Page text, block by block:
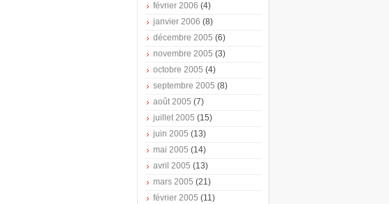
février 2006 (4)
janvier 2006 (8)
décembre 2005 (6)
novembre 2005 (3)
octobre 2005 (4)
septembre 2005 (8)
août 2005 (7)
juillet 2005 (15)
juin 2005 (13)
mai 2005 (14)
avril 2005 (13)
mars 2005 (21)
février 2005 (11)